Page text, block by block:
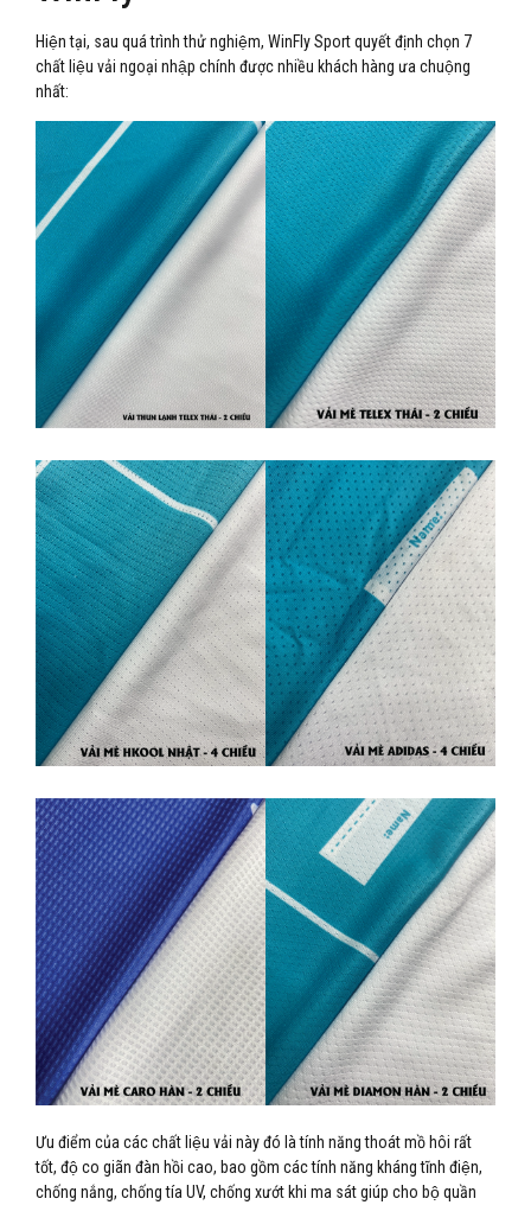
Hiện tại, sau quá trình thử nghiệm, WinFly Sport quyết định chọn 7
chất liệu vải ngoại nhập chính được nhiều khách hàng ưa chuộng
nhất:
Ưu điểm của các chất liệu vải này đó là tính năng thoát mồ hôi rất
tốt, độ co giãn đàn hồi cao, bao gồm các tính năng kháng tĩnh điện,
chống nắng, chống tía UV, chống xướt khi ma sát giúp cho bộ quần